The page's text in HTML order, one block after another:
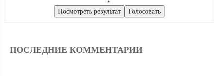
ПОСЛЕДНИЕ КОММЕНТАРИИ